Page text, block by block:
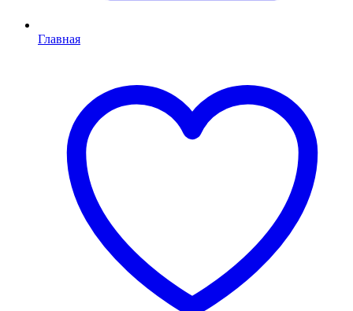
Главная